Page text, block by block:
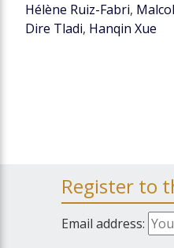
Hélène Ruiz-Fabri,
Dire Tladi, Hanqin Xue
Register to
Email address: